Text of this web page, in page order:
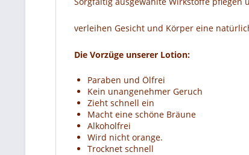
verleihen Gesicht und Körper eine
Die Vorzüge unserer Lotion:
Paraben und Ölfrei
Kein unangenehmer Geruch
Zieht schnell ein
Macht eine schöne Bräune
Alkoholfrei
Wird nicht orange.
Trocknet schnell